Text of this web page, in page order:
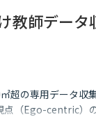
教師データ
超の専用データ収
点（Ego-centric）